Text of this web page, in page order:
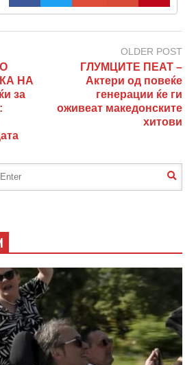
НА
за
OLDER POST
ГЛУМЦИТЕ ПЕАТ –
Актери од повеќе
генерации ќе ги
оживеат македонските
хитови